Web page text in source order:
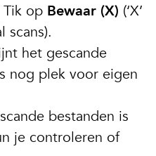
Tik op Bewaar (X) (‘X’
scans).
het gescande
nog plek voor eigen
bestanden is
je controleren of